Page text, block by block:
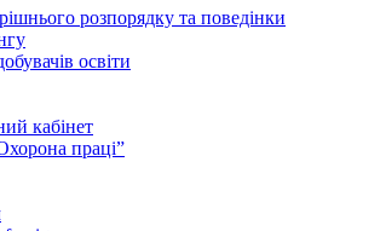
розпорядку та поведінки
освіти
кабінет
праці”